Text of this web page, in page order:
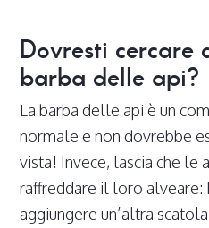
Dovresti cercare
barba delle api?
La barba delle api è un
normale e non dovrebbe
vista! Invece, lascia che le
raffreddare il loro alveare:
aggiungere un’altra